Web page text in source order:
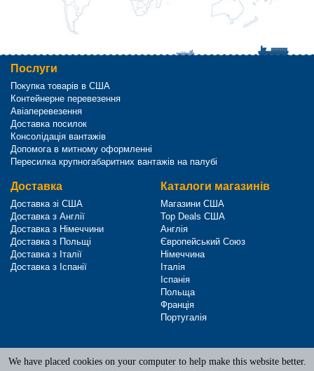
Послуги
Покупка товарів в США
Контейнерне перевезення
Авіаперевезення
Доставка посилок
Консолідація вантажів
Допомога в митному оформленні
Пересилка крупногабаритних вантажів на палубі
Доставка
Доставка зі США
Доставка з Англії
Доставка з Німеччини
Доставка з Польщі
Доставка з Італії
Доставка з Іспанії
Каталоги магазинів
Магазини США
Top Deals США
Англія
Європейський Союз
Німеччина
Італія
Іспанія
Польща
Франція
Португалія
Terms of Service Privacy Policy
We have placed cookies on your computer to help make this website better.